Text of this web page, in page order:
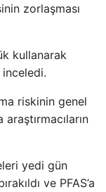
zorlaşması
kullanarak
riskinin genel
yedi gün
ve PFAS’a